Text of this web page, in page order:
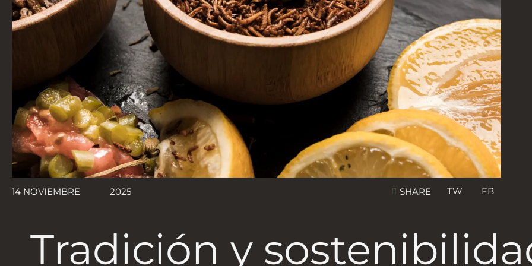
14 NOVIEMBRE 2025 SHARE TW FB
Tradición y